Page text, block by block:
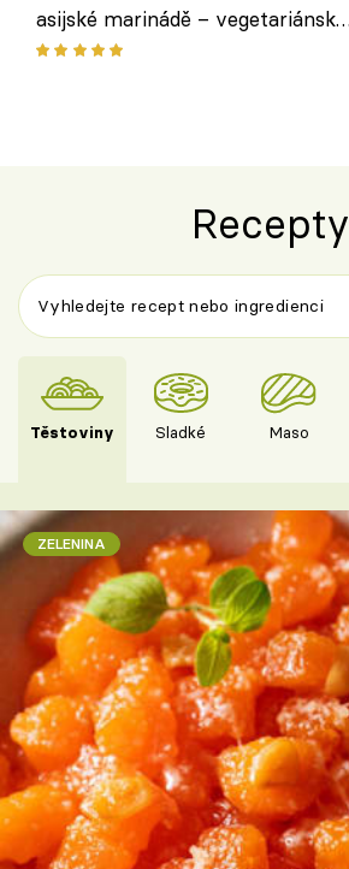
asijské marinádě – vegetariánská
chuťovka z grilu
Recepty
Těstoviny Sladké Maso
ZELENINA